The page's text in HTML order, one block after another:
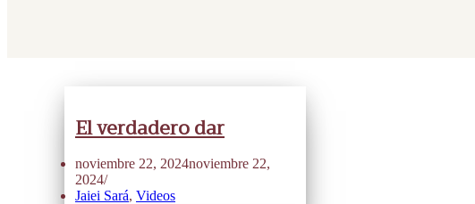
El verdadero dar
noviembre 22, 2024noviembre 22,
2024
Jaiei Sará, Videos